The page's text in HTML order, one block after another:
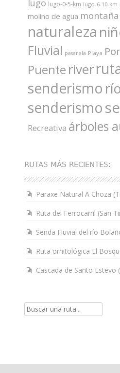
lugo lugo-0-5-km lugo-6-10-km
molino de agua montaña
naturaleza
Fluvial pasarela Playa
Puente river
senderismo río
senderismo
Recreativa árboles
RUTAS MÁS RECIENTES:
Paraxe Natural A Choza
Ruta del Ferrocarril (San
Senda Fluvial del río
Ruta ornitológica El
Cascada de Santo Estevo